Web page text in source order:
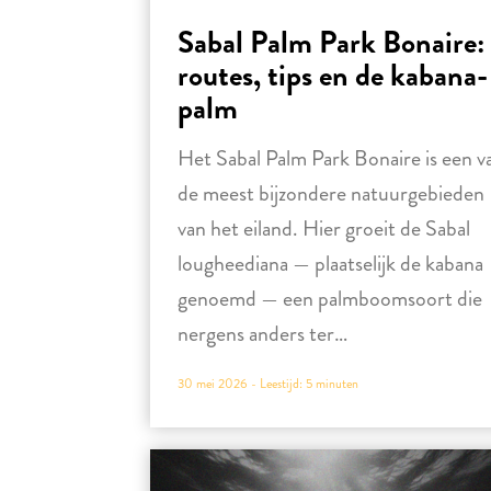
Sabal Palm Park Bonaire:
routes, tips en de kabana-
palm
Het Sabal Palm Park Bonaire is een
de meest bijzondere natuurgebieden
van het eiland. Hier groeit de Sabal
lougheediana — plaatselijk de kabana
genoemd — een palmboomsoort die
nergens anders ter…
30 mei 2026 - Leestijd: 5minuten